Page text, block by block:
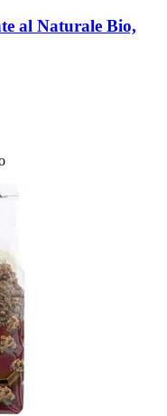
al Naturale Bio,